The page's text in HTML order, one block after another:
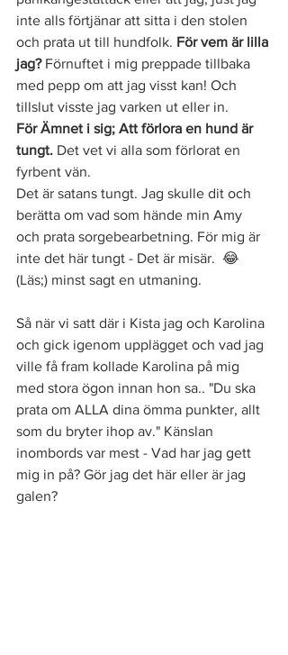
inte alls förtjänar att sitta i den stolen
och prata ut till hundfolk. För vem är lilla
jag? Förnuftet i mig preppade tillbaka
med pepp om att jag visst kan! Och
tillslut visste jag varken ut eller in.
För Ämnet i sig; Att förlora en hund är
tungt. Det vet vi alla som förlorat en
fyrbent vän.
Det är satans tungt. Jag skulle dit och
berätta om vad som hände min Amy
och prata sorgebearbetning. För mig är
inte det här tungt - Det är misär.  😂
(Läs;) minst sagt en utmaning.
Så när vi satt där i Kista jag och Karolina
och gick igenom upplägget och vad jag
ville få fram kollade Karolina på mig
med stora ögon innan hon sa.. "Du ska
prata om ALLA dina ömma punkter, allt
som du bryter ihop av." Känslan
inombords var mest - Vad har jag gett
mig in på? Gör jag det här eller är jag
galen?